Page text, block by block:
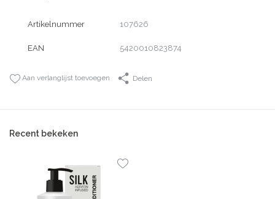
Artikelnummer 107626
EAN 5420010823874
Aan verlanglijst toevoegen Delen
Recent bekeken